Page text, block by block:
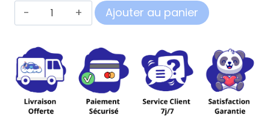
quantité
de
Yoshi
Ajouter au panier